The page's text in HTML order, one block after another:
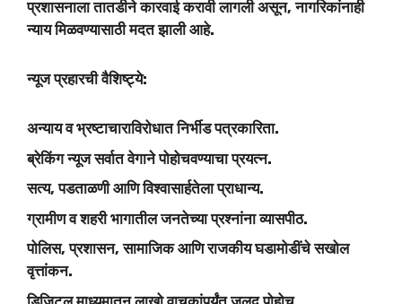
प्रशासनाला तातडीने कारवाई करावी लागली असून, नागरिकांनाही
न्याय मिळवण्यासाठी मदत झाली आहे.
न्यूज प्रहारची वैशिष्ट्ये:
अन्याय व भ्रष्टाचाराविरोधात निर्भीड पत्रकारिता.
ब्रेकिंग न्यूज सर्वात वेगाने पोहोचवण्याचा प्रयत्न.
सत्य, पडताळणी आणि विश्वासार्हतेला प्राधान्य.
ग्रामीण व शहरी भागातील जनतेच्या प्रश्नांना व्यासपीठ.
पोलिस, प्रशासन, सामाजिक आणि राजकीय घडामोडींचे सखोल
वृत्तांकन.